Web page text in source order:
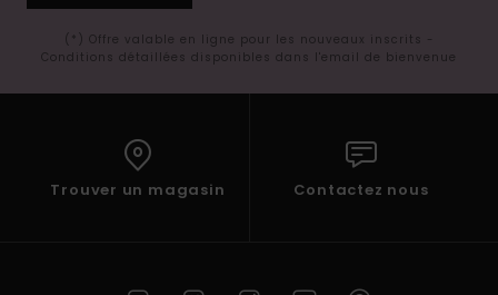
(*) Offre valable en ligne pour les nouveaux inscrits -
Conditions détaillées disponibles dans l'email de bienvenue
Trouver un magasin Contactez nous